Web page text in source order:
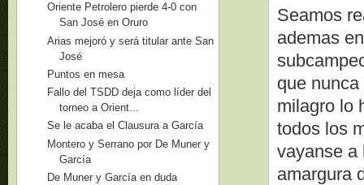
Seamos
ademas
que
milagro lo
todos los
vayanse a
amargura
Oriente Petrolero pierde 4-0 con
San José en Oruro
Arias mejoró y será titular ante San
José
Puntos en mesa
Fallo del TSDD deja como líder del
torneo a Orient...
Se le acaba el Clausura a García
Montero y Serrano por De Muner y
García
De Muner y García en duda